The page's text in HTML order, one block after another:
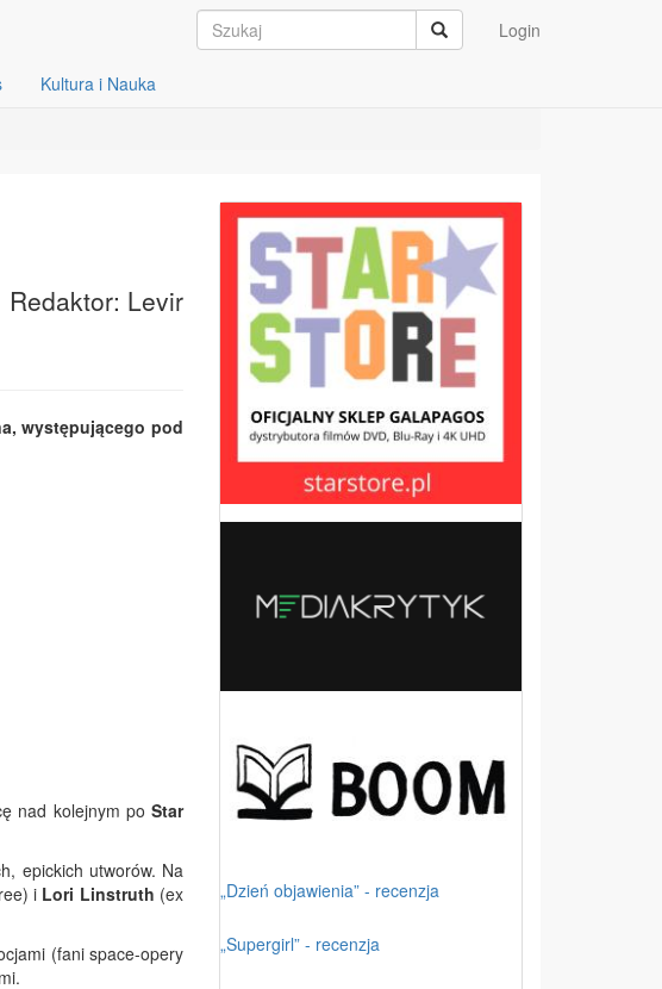
Login
Kultura i Nauka
Redaktor: Levir
występującego pod
nad kolejnym poStar
epickich utworów. Na
i Lori Linstruth (ex
(fani space-opery
„Dzień objawienia” - recenzja
„Supergirl” - recenzja